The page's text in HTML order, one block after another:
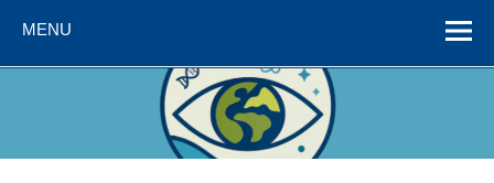
MENU